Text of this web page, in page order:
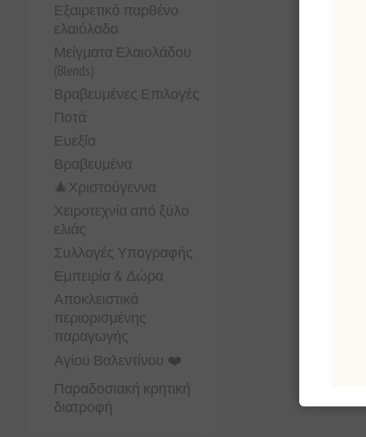
Εξαιρετικό παρθένο
ελαιόλαδο
Μείγματα Ελαιολάδου
(Blends)
Βραβευμένες Επιλογές
Ποτά
Ευεξία
Βραβευμένα
🎄Χριστούγεννα
Χειροτεχνία από ξύλο
ελιάς
Συλλογές Υπογραφής
Εμπειρία & Δώρα
Αποκλειστικά
περιορισμένης
παραγωγής
Αγίου Βαλεντίνου ❤️
Παραδοσιακή κρητική
διατροφή